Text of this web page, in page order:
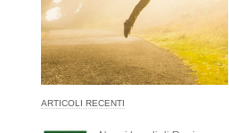
ARTICOLI RECENTI